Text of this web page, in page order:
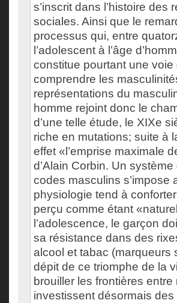
s’inscrit dans l’histoire
sociales. Ainsi que le
processus qui, entre
l’adolescent à l’âge
constitue pourtant une voie
comprendre les
représentations du
homme rejoint donc le
d’une telle étude, le XIXe
riche en mutations; suite à
effet «l’emprise maximale
d’Alain Corbin. Un
codes masculins s’impose
physiologie tend à
perçu comme étant
l’adolescence, le garçon
sa résistance dans des
alcool et tabac (marqueurs
dépit de ce triomphe de la
brouiller les frontières
investissent désormais